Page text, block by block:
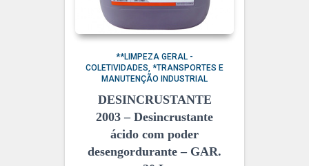
**LIMPEZA GERAL -
COLETIVIDADES *TRANSPORTES E
MANUTENÇÃO INDUSTRIAL
DESINCRUSTANTE
2003 – Desincrustante
ácido com poder
desengordurante – GAR.